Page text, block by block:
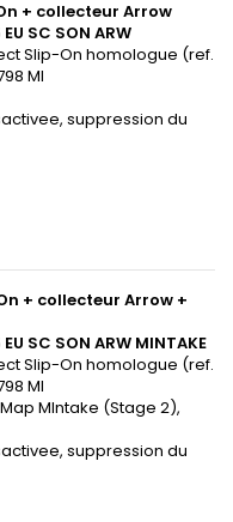
+ collecteur Arrow
SC SON ARW
Slip-On homologue (ref.
MI
suppression du
+ collecteur Arrow +
SC SON ARW MINTAKE
Slip-On homologue (ref.
MI
MIntake (Stage 2),
suppression du